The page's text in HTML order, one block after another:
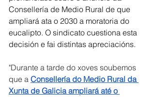
Consellería de Medio Rural de que
ampliará ata o 2030 a moratoria do
eucalipto. O sindicato cuestiona esta
decisión e fai distintas apreciacións.
"Durante a tarde do xoves soubemos
que a Consellería do Medio Rural da
Xunta de Galicia ampliará até o